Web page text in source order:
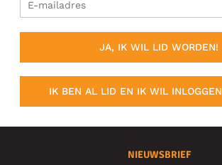
JA, IK WIL LID WORDEN!
IK BEN AL LID EN IK WIL INLOGGEN
NIEUWSBRIEF